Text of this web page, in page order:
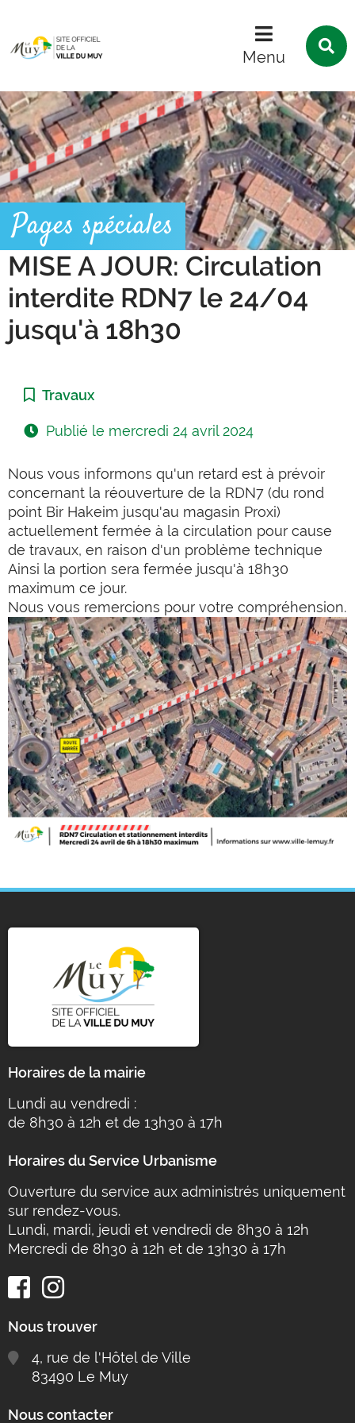
Menu
Pages spéciales
MISE A JOUR: Circulation
interdite RDN7 le 24/04
jusqu'à 18h30
Catégorie :
Travaux
Publié le mercredi 24 avril 2024
Nous vous informons qu'un retard est à prévoir
concernant la réouverture de la RDN7 (du rond
point Bir Hakeim jusqu'au magasin Proxi)
actuellement fermée à la circulation pour cause
de travaux, en raison d'un problème technique
Ainsi la portion sera fermée jusqu'à 18h30
maximum ce jour.
Nous vous remercions pour votre compréhension.
Horaires de la mairie
Lundi au vendredi :
de 8h30 à 12h et de 13h30 à 17h
Horaires du Service Urbanisme
Ouverture du service aux administrés uniquement
sur rendez-vous.
Lundi, mardi, jeudi et vendredi de 8h30 à 12h
Mercredi de 8h30 à 12h et de 13h30 à 17h
Nous trouver
4, rue de l'Hôtel de Ville
83490 Le Muy
Nous contacter